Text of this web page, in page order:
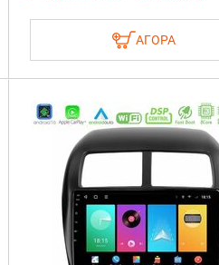
ΑΓΟΡΑ